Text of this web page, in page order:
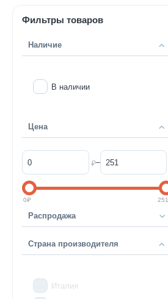
Фильтры товаров
Наличие
В наличии
Цена
₽–
0₽ 251
Распродажа
Страна производителя
Италия